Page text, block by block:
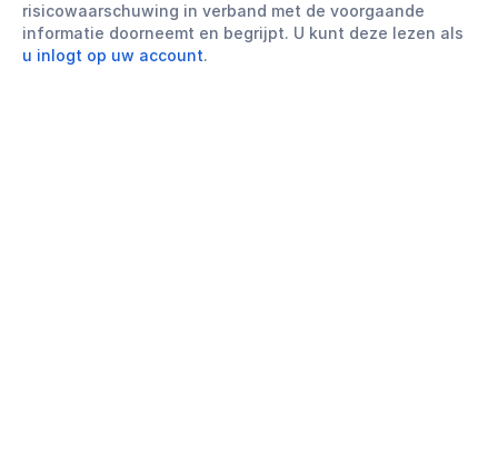
risicowaarschuwing in verband met de voorgaande
informatie doorneemt en begrijpt. U kunt deze lezen als
u inlogt op uw account.